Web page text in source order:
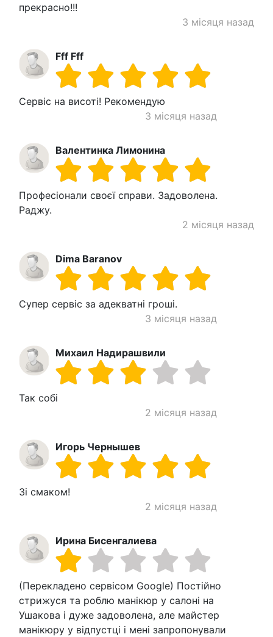
прекрасно!!!
3 місяця назад
Fff Fff
Сервіс на висоті! Рекомендую
3 місяця назад
Валентинка Лимонина
Професіонали своєї справи. Задоволена.
Раджу.
2 місяця назад
Dima Baranov
Супер сервіс за адекватні гроші.
3 місяця назад
Михаил Надирашвили
Так собі
2 місяця назад
Игорь Чернышев
Зі смаком!
2 місяця назад
Ирина Бисенгалиева
(Перекладено сервісом Google) Постійно
стрижуся та роблю манікюр у салоні на
Ушакова і дуже задоволена, але майстер
манікюру у відпустці і мені запропонували